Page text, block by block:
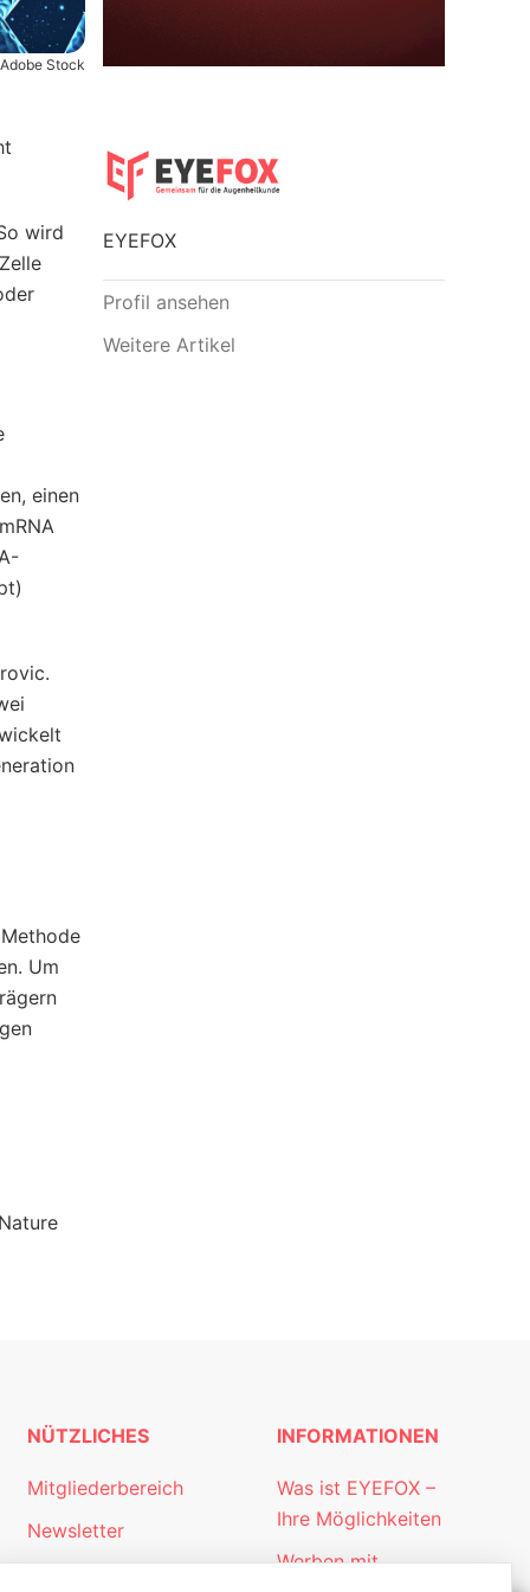
Adobe Stock
wird
einen
Um
EYEFOX
Profil ansehen
Weitere Artikel
NÜTZLICHES
Mitgliederbereich
Newsletter
INFORMATIONEN
Was ist EYEFOX –
Ihre Möglichkeiten
Werben mit